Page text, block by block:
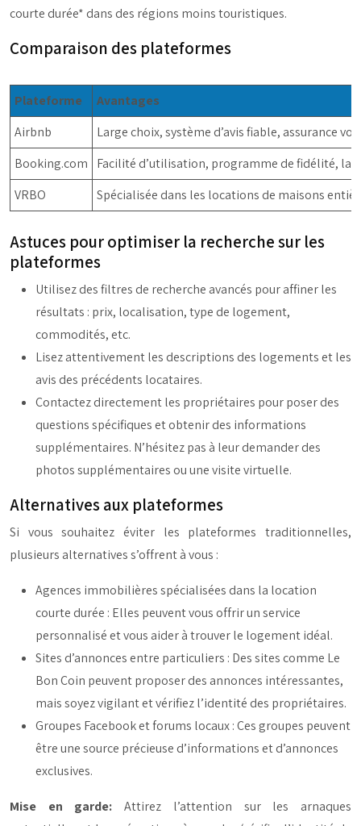
courte durée* dans des régions moins touristiques.
Comparaison des plateformes
Plateforme
Avantages
Airbnb
Large choix, système d’avis fiable, assurance
Booking.com
Facilité d’utilisation, programme de fidélité,
VRBO
Spécialisée dans les locations de maisons
Astuces pour optimiser la recherche sur les
plateformes
Utilisez des filtres de recherche avancés pour affiner les
résultats : prix, localisation, type de logement,
commodités, etc.
Lisez attentivement les descriptions des logements et les
avis des précédents locataires.
Contactez directement les propriétaires pour poser des
questions spécifiques et obtenir des informations
supplémentaires. N’hésitez pas à leur demander des
photos supplémentaires ou une visite virtuelle.
Alternatives aux plateformes
Si vous souhaitez éviter les plateformes traditionnelles,
plusieurs alternatives s’offrent à vous :
Agences immobilières spécialisées dans la location
courte durée : Elles peuvent vous offrir un service
personnalisé et vous aider à trouver le logement idéal.
Sites d’annonces entre particuliers : Des sites comme Le
Bon Coin peuvent proposer des annonces intéressantes,
mais soyez vigilant et vérifiez l’identité des propriétaires.
Groupes Facebook et forums locaux : Ces groupes peuvent
être une source précieuse d’informations et d’annonces
exclusives.
Mise en garde:Attirez l’attention sur les arnaques